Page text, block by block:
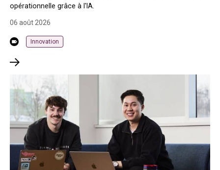
opérationnelle grâce à l'IA.
06 août 2026
Innovation